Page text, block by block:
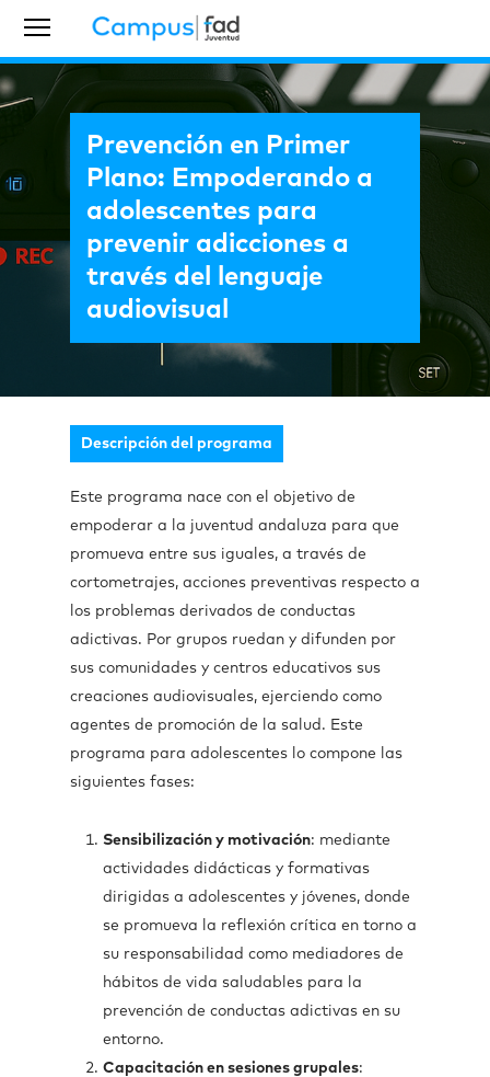
Prevención en Primer
Plano: Empoderando a
adolescentes para
prevenir adicciones a
través del lenguaje
audiovisual
Descripción del programa
Este programa nace con el objetivo de
empoderar a la juventud andaluza para que
promueva entre sus iguales, a través de
cortometrajes, acciones preventivas respecto a
los problemas derivados de conductas
adictivas. Por grupos ruedan y difunden por
sus comunidades y centros educativos sus
creaciones audiovisuales, ejerciendo como
agentes de promoción de la salud. Este
programa para adolescentes lo compone las
siguientes fases:
Sensibilización y motivación: mediante
actividades didácticas y formativas
dirigidas a adolescentes y jóvenes, donde
se promueva la reflexión crítica en torno a
su responsabilidad como mediadores de
hábitos de vida saludables para la
prevención de conductas adictivas en su
entorno.
Capacitación en sesiones grupales: